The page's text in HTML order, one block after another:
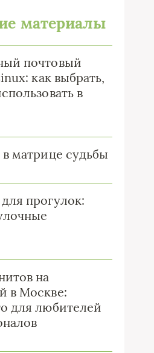
материалы
почтовый
как выбрать,
в
матрице судьбы
прогулок:
на
в Москве:
для любителей